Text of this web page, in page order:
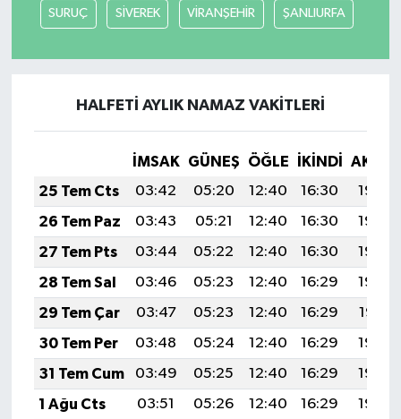
SURUÇ SİVEREK VİRANŞEHİR ŞANLIURFA
HALFETİ AYLIK NAMAZ VAKITLERI
İMSAK GÜNEŞ ÖĞLE İKINDI
25 Tem Cts
03:42 05:20 12:40 16:30
19:50
26 Tem Paz
03:43 05:21 12:40 16:30
19:49
27 Tem Pts
03:44 05:22 12:40 16:30
19:49
28 Tem Sal
03:46 05:23 12:40 16:29
19:48
29 Tem Çar
03:47 05:23 12:40 16:29
19:47
30 Tem Per
03:48 05:24 12:40 16:29
19:46
31 Tem Cum
03:49 05:25 12:40 16:29
19:45
1 Ağu Cts
03:51 05:26 12:40 16:29
19:44
Tarım ve Ekonomi
Teknoloji
Ulusal